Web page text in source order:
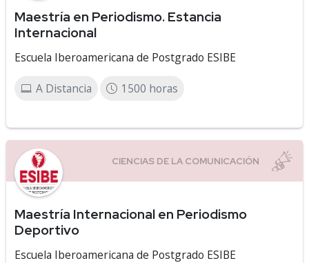
Maestría en Periodismo. Estancia
Internacional
Escuela Iberoamericana de Postgrado ESIBE
A Distancia 1500 horas
Maestría Internacional en Periodismo
Deportivo
Escuela Iberoamericana de Postgrado ESIBE